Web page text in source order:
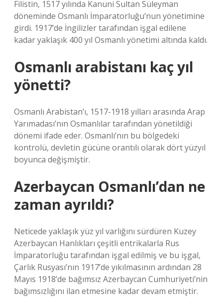
Filistin, 1517 yılında Kanuni Sultan Süleyman
döneminde Osmanlı İmparatorluğu’nun yönetimine
girdi. 1917’de İngilizler tarafından işgal edilene
kadar yaklaşık 400 yıl Osmanlı yönetimi altında kaldı.
Osmanlı arabistanı kaç yıl
yönetti?
Osmanlı Arabistan’ı, 1517-1918 yılları arasında Arap
Yarımadası’nın Osmanlılar tarafından yönetildiği
dönemi ifade eder. Osmanlı’nın bu bölgedeki
kontrolü, devletin gücüne orantılı olarak dört yüzyıl
boyunca değişmiştir.
Azerbaycan Osmanlı’dan ne
zaman ayrıldı?
Neticede yaklaşık yüz yıl varlığını sürdüren Kuzey
Azerbaycan Hanlıkları çeşitli entrikalarla Rus
İmparatorluğu tarafından işgal edilmiş ve bu işgal,
Çarlık Rusyası’nın 1917’de yıkılmasının ardından 28
Mayıs 1918’de bağımsız Azerbaycan Cumhuriyeti’nin
bağımsızlığını ilan etmesine kadar devam etmiştir.